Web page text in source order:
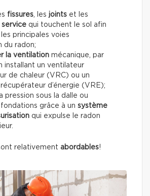
fissures , les joints et les
qui touchent le sol afin
principales voies
du radon;
la ventilation mécanique, par
installant un ventilateur
de chaleur (VRC) ou un
d’énergie (VRE);
pression sous la dalle ou
grâce à un système
qui expulse le radon
relativement abordables!